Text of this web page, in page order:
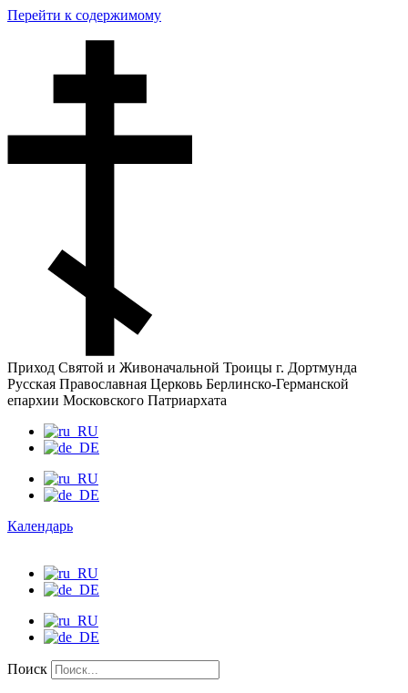
Перейти к содержимому
Приход Святой и Живоначальной Троицы г. Дортмунда
Русская Православная Церковь Берлинско-Германской
епархии Московского Патриархата
Календарь
Поиск